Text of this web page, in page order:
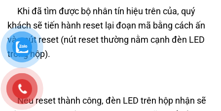
Khi đã tìm được bộ nhân tín hiệu trên của, quý
khách sẽ tiến hành reset lại đoạn mã bằng cách ấn
vào nút reset (nút reset thường nằm cạnh đèn LED
trong hộp).
Nếu reset thành công, đèn LED trên hộp nhận sẽ